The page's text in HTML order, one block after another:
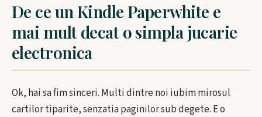
De ce un Kindle Paperwhite e
mai mult decat o simpla jucarie
electronica
Ok, hai sa fim sinceri. Multi dintre noi iubim mirosul
cartilor tiparite, senzatia paginilor sub degete. E o